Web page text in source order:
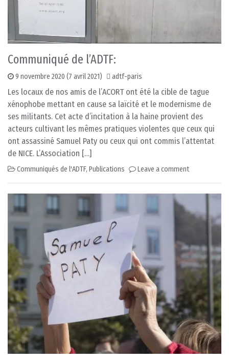
Communiqué de l’ADTF:
9 novembre 2020 (7 avril 2021) adtf-paris
Les locaux de nos amis de l’ACORT ont été la cible de tague
xénophobe mettant en cause sa laïcité et le modernisme de
ses militants. Cet acte d’incitation à la haine provient des
acteurs cultivant les mêmes pratiques violentes que ceux qui
ont assassiné Samuel Paty ou ceux qui ont commis l’attentat
de NICE. L’Association […]
Communiqués de l'ADTF, Publications Leave a comment